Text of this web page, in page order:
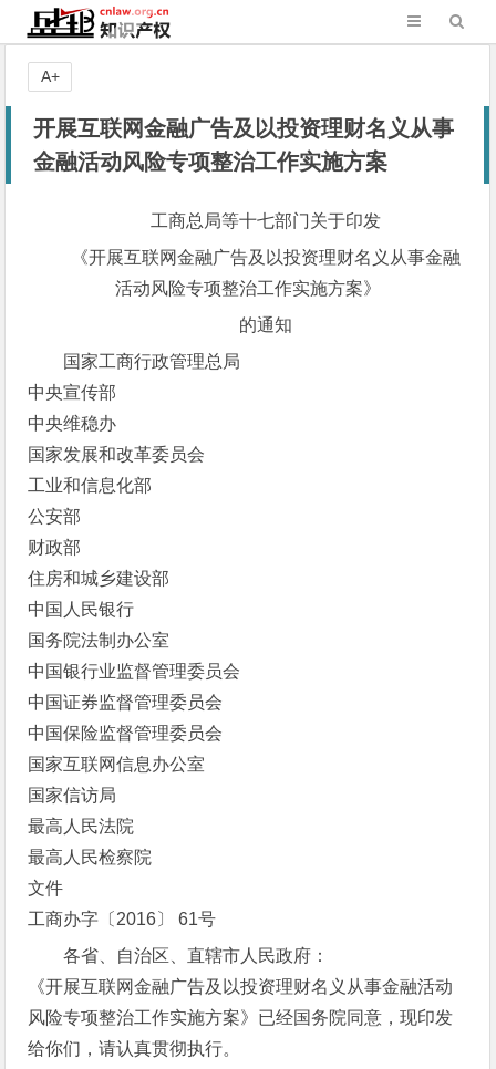
开展互联网金融广告及以投资理财名义从事
金融活动风险专项整治工作实施方案
工商总局等十七部门关于印发
《开展互联网金融广告及以投资理财名义从事金融
活动风险专项整治工作实施方案》
的通知
国家工商行政管理总局
中央宣传部
中央维稳办
国家发展和改革委员会
工业和信息化部
公安部
财政部
住房和城乡建设部
中国人民银行
国务院法制办公室
中国银行业监督管理委员会
中国证券监督管理委员会
中国保险监督管理委员会
国家互联网信息办公室
国家信访局
最高人民法院
最高人民检察院
文件
工商办字〔2016〕 61号
各省、自治区、直辖市人民政府：
《开展互联网金融广告及以投资理财名义从事金融活动
风险专项整治工作实施方案》已经国务院同意，现印发
给你们，请认真贯彻执行。
A+